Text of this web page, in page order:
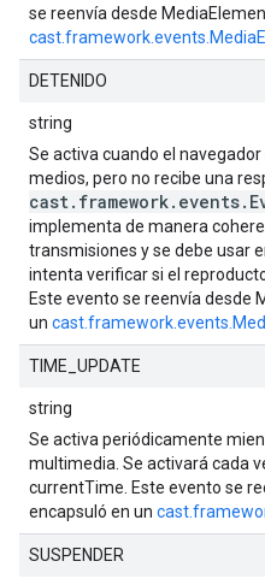
se reenvía desde
DETENIDO
string
Se activa cuando el
medios, pero no recibe una
implementa de manera
transmisiones y se debe usar
intenta verificar si el
Este evento se reenvía desde
un
TIME_UPDATE
string
Se activa periódicamente
multimedia. Se activará cada
currentTime. Este evento se
encapsuló en un
SUSPENDER